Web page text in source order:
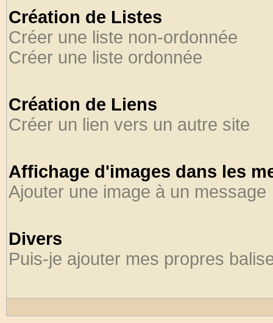
Création de Listes
Créer une liste non-ordonnée
Créer une liste ordonnée
Création de Liens
Créer un lien vers un autre site
Affichage d'images dans les
Ajouter une image à un message
Divers
Puis-je ajouter mes propres